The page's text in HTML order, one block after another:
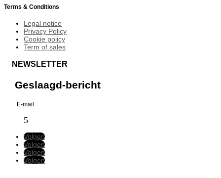
Terms & Conditions
Legal notice
Privacy Policy
Cookie policy
Term of sales
NEWSLETTER
Geslaagd-bericht
Volgen
Volgen
Volgen
Volgen